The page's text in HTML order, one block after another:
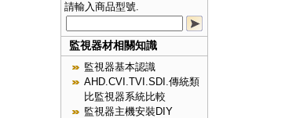
請輸入商品型號.
監視器材相關知識
監視器基本認識
AHD.CVI.TVI.SDI.傳統類
比監視器系統比較
監視器主機安裝DIY